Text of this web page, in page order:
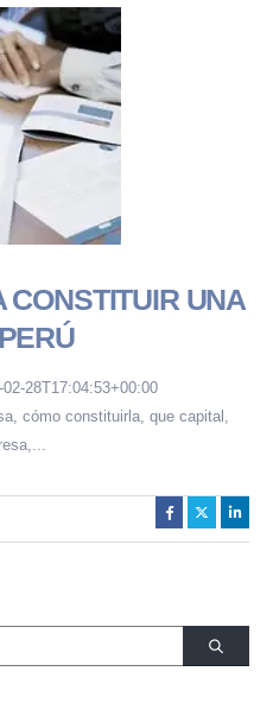
CONSTITUIR UNA
02-28T17:04:53+00:00
cómo constituirla, que capital,